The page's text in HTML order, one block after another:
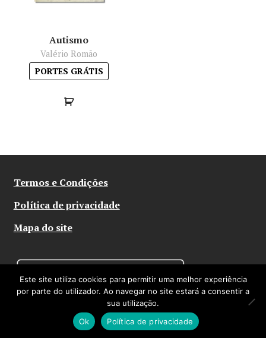
Autismo
Valério Romão
PORTES GRÁTIS
Termos e Condições
Política de privacidade
Mapa do site
Este site utiliza cookies para permitir uma melhor experiência
por parte do utilizador. Ao navegar no site estará a consentir a
sua utilização.
Ok
Política de privacidade